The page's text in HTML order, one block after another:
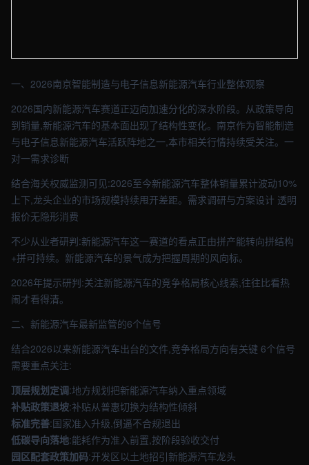
一、2026南京智能制造与电子信息新能源汽车行业整体观察
2026国内新能源汽车赛道正迈向加速分化的深水阶段。从政策导向
到销量,新能源汽车的基本面出现了结构性变化。南京作为智能制造
与电子信息新能源汽车活跃阵地之一,本市相关行情持续受关注。一
对一需求诊断
结合海关权威监测可见:2026至今新能源汽车整体销量累计波动10%
上下,龙头企业的市场规模持续甩开差距。需求调研与方案设计 透明
报价无隐形消费
不少从业者研判:新能源汽车这一赛道的看点正由拼产能转向拼结构
+拼可持续。新能源汽车的景气成为把握周期的风向标。
2026年提示研判:关注新能源汽车的竞争格局核心线索,往往比看热
闹才看得清。
二、新能源汽车最新监管的6个信号
结合2026以来新能源汽车出台的文件,竞争格局方向有关键 6个信号
需要重点关注:
顶层规划定调:地方规划把新能源汽车纳入重点领域
补贴政策退坡:补贴从普惠切换为结构性倾斜
标准完善:国家准入升级,倒逼不合规退出
低碳导向落地:能耗作为准入前置,按阶段验收交付
园区配套政策加码:开发区以土地招引新能源汽车龙头